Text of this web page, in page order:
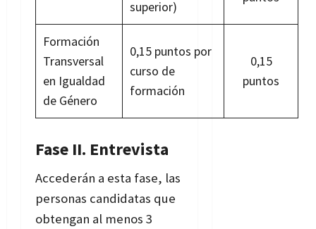
superior)
Formación
Transversal
en Igualdad
de Género
0,15 puntos por
curso de
formación
0,15
puntos
Fase II. Entrevista
Accederán a esta fase, las
personas candidatas que
obtengan al menos 3